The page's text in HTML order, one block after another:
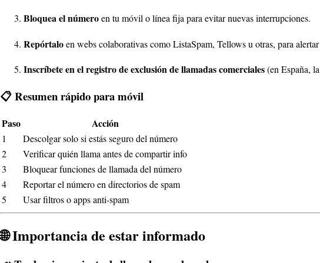
Bloquea el númeroen tu móvil o línea fija para evitar nuevas interrupciones.
Repórtaloen webs colaborativas como ListaSpam, Tellows u otras, para
Inscríbete en el registro de exclusión de llamadas comerciales(en España,
📋 Resumen rápido para móvil
Paso Acción
1
Descolgar solo si estás seguro del número
2
Verificar quién llama antes de compartir info
3
Bloquear funciones de llamada del número
4
Reportar el número en directorios de spam
5
Usar filtros o apps anti-spam
🌐 Importancia de estar informado